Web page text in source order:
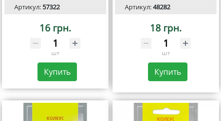
Артикул:57322
16 грн.
шт
Купить
Артикул:48282
18 грн.
шт
Купить